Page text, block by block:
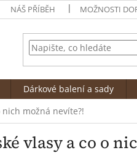
NÁŠ PŘÍBĚH MOŽNOSTI
Dárkové balení a sady
nich možná nevíte?!
vlasy a co o